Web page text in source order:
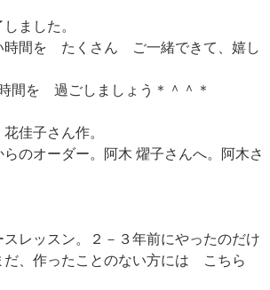
ました。
時間を たくさん ご一緒できて、嬉し
を 過ごしましょう＊＾＾＊
佳子さん作。
のオーダー。阿木 燿子さんへ。阿木さ
レッスン。２－３年前にやったのだけ
だ、作ったことのない方には こちら